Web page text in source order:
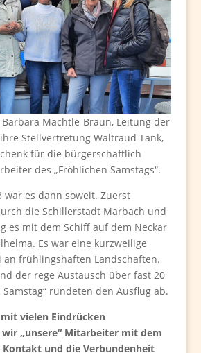
Mächtle-Braun, Leitung der
Stellvertretung Waltraud Tank,
für die bürgerschaftlich
des „Fröhlichen Samstags“.
war es dann soweit. Zuerst
die Schillerstadt Marbach und
es mit dem Schiff auf dem Neckar
Es war eine kurzweilige
frühlingshaften Landschaften.
der rege Austausch über fast 20
Samstag“ rundeten den Ausflug ab.
vielen Eindrücken
„unsere“ Mitarbeiter mit dem
Kontakt und die Verbundenheit